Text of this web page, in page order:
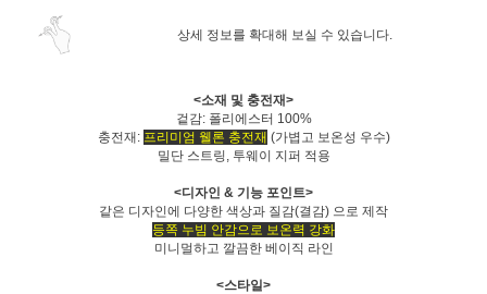
상세 정보를 확대해 보실 수 있습니다.
<소재 및 충전재>
겉감: 폴리에스터 100%
충전재: 프리미엄 웰론 충전재 (가볍고 보온성 우수)
밀단 스트링, 투웨이 지퍼 적용
<디자인 & 기능 포인트>
같은 디자인에 다양한 색상과 질감(결감) 으로 제작
등쪽 누빔 안감으로 보온력 강화
미니멀하고 깔끔한 베이직 라인
<스타일>